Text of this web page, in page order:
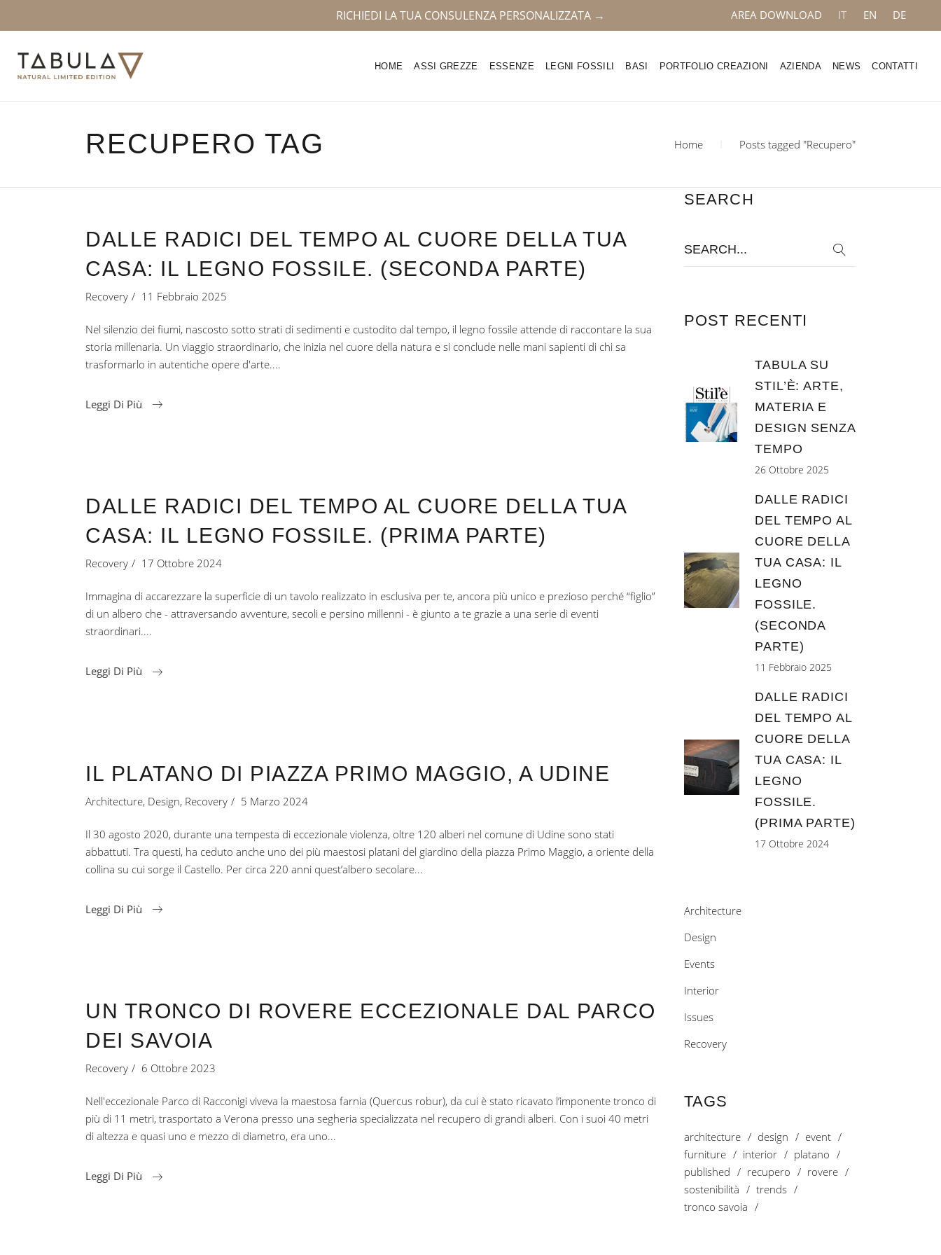
RICHIEDI LA TUA CONSULENZA PERSONALIZZATA → AREA DOWNLOAD IT EN DE
HOME ASSI GREZZE ESSENZE LEGNI FOSSILI BASI PORTFOLIO CREAZIONI AZIENDA NEWS CONTATTI
RECUPERO TAG Home Posts tagged "Recupero"
DALLE RADICI DEL TEMPO AL CUORE DELLA TUA
CASA: IL LEGNO FOSSILE. (SECONDA PARTE)
Recovery 11 Febbraio 2025
Nel silenzio dei fiumi, nascosto sotto strati di sedimenti e custodito dal tempo, il legno fossile attende di raccontare la sua
storia millenaria. Un viaggio straordinario, che inizia nel cuore della natura e si conclude nelle mani sapienti di chi sa
trasformarlo in autentiche opere d'arte.
Leggi Di Più
DALLE RADICI DEL TEMPO AL CUORE DELLA TUA
CASA: IL LEGNO FOSSILE. (PRIMA PARTE)
Recovery 17 Ottobre 2024
Immagina di accarezzare la superficie di un tavolo realizzato in esclusiva per te, ancora più unico e prezioso perché “figlio”
di un albero che - attraversando avventure, secoli e persino millenni - è giunto a te grazie a una serie di eventi
straordinari.
Leggi Di Più
IL PLATANO DI PIAZZA PRIMO MAGGIO, A UDINE
Architecture, Design, Recovery 5 Marzo 2024
Il 30 agosto 2020, durante una tempesta di eccezionale violenza, oltre 120 alberi nel comune di Udine sono stati
abbattuti. Tra questi, ha ceduto anche uno dei più maestosi platani del giardino della piazza Primo Maggio, a oriente della
collina su cui sorge il Castello. Per circa 220 anni quest’albero secolare
Leggi Di Più
UN TRONCO DI ROVERE ECCEZIONALE DAL PARCO
DEI SAVOIA
Recovery 6 Ottobre 2023
Nell'eccezionale Parco di Racconigi viveva la maestosa farnia (Quercus robur), da cui è stato ricavato l’imponente tronco di
più di 11 metri, trasportato a Verona presso una segheria specializzata nel recupero di grandi alberi. Con i suoi 40 metri
di altezza e quasi uno e mezzo di diametro, era uno
Leggi Di Più
SEARCH
POST RECENTI
TABULA SU
STIL’È: ARTE,
MATERIA E
DESIGN SENZA
TEMPO
26 Ottobre 2025
DALLE RADICI
DEL TEMPO AL
CUORE DELLA
TUA CASA: IL
LEGNO
FOSSILE.
(SECONDA
PARTE)
11 Febbraio 2025
DALLE RADICI
DEL TEMPO AL
CUORE DELLA
TUA CASA: IL
LEGNO
FOSSILE.
(PRIMA PARTE)
17 Ottobre 2024
Architecture
Design
Events
Interior
Issues
Recovery
TAGS
architecture design
event
furniture
interior
platano
published
recupero
rovere
sostenibilità
trends
tronco savoia